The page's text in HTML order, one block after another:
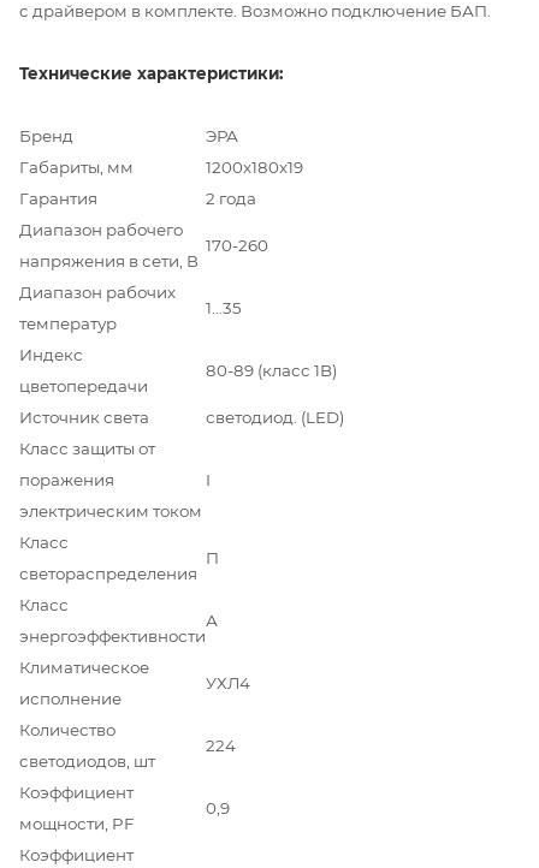
с драйвером в комплекте. Возможно подключение БАП.
Технические характеристики:
Бренд
ЭРА
Габариты, мм
1200х180х19
Гарантия
2 года
Диапазон рабочего
напряжения в сети, В
170-260
Диапазон рабочих
температур
1…35
Индекс
цветопередачи
80-89 (класс 1B)
Источник света
светодиод. (LED)
Класс защиты от
поражения
электрическим током
I
Класс
светораспределения
П
Класс
энергоэффективности
А
Климатическое
исполнение
УХЛ4
Количество
светодиодов, шт
224
Коэффициент
мощности, PF
0,9
Коэффициент